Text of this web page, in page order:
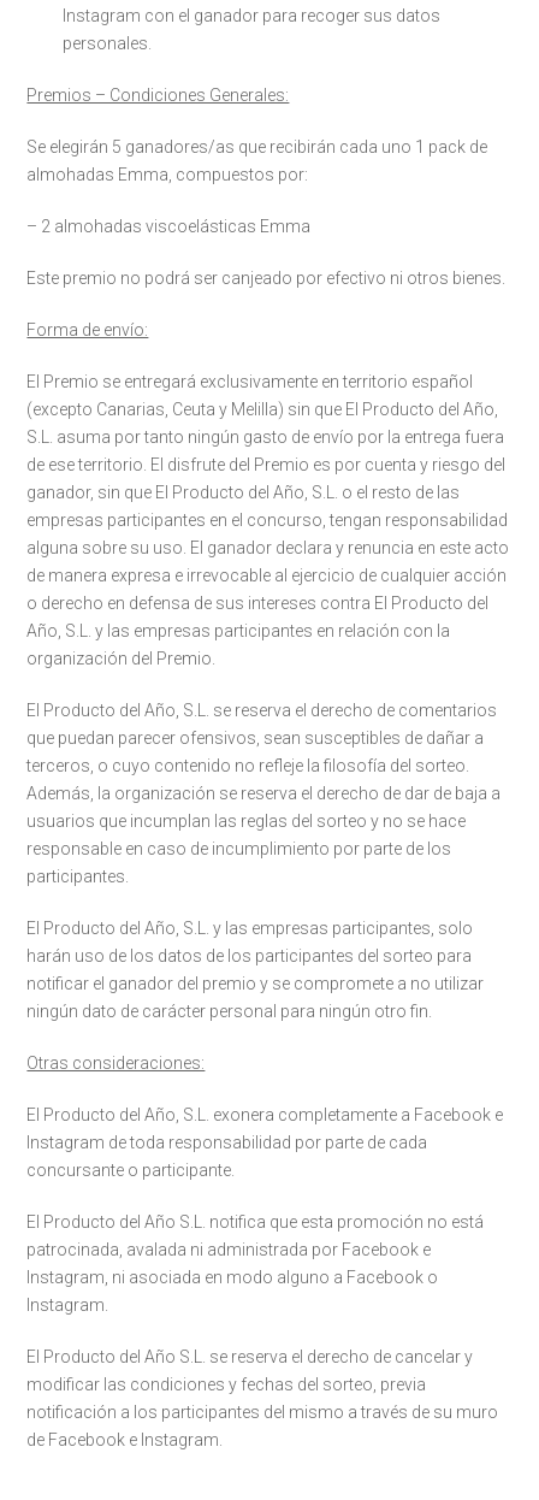
Instagram con el ganador para recoger sus datos
personales.
Premios – Condiciones Generales:
Se elegirán 5 ganadores/as que recibirán cada uno 1 pack de
almohadas Emma, compuestos por:
– 2 almohadas viscoelásticas Emma
Este premio no podrá ser canjeado por efectivo ni otros bienes.
Forma de envío:
El Premio se entregará exclusivamente en territorio español
(excepto Canarias, Ceuta y Melilla) sin que El Producto del Año,
S.L. asuma por tanto ningún gasto de envío por la entrega fuera
de ese territorio. El disfrute del Premio es por cuenta y riesgo del
ganador, sin que El Producto del Año, S.L. o el resto de las
empresas participantes en el concurso, tengan responsabilidad
alguna sobre su uso. El ganador declara y renuncia en este acto
de manera expresa e irrevocable al ejercicio de cualquier acción
o derecho en defensa de sus intereses contra El Producto del
Año, S.L. y las empresas participantes en relación con la
organización del Premio.
El Producto del Año, S.L. se reserva el derecho de comentarios
que puedan parecer ofensivos, sean susceptibles de dañar a
terceros, o cuyo contenido no refleje la filosofía del sorteo.
Además, la organización se reserva el derecho de dar de baja a
usuarios que incumplan las reglas del sorteo y no se hace
responsable en caso de incumplimiento por parte de los
participantes.
El Producto del Año, S.L. y las empresas participantes, solo
harán uso de los datos de los participantes del sorteo para
notificar el ganador del premio y se compromete a no utilizar
ningún dato de carácter personal para ningún otro fin.
Otras consideraciones:
El Producto del Año, S.L. exonera completamente a Facebook e
Instagram de toda responsabilidad por parte de cada
concursante o participante.
El Producto del Año S.L. notifica que esta promoción no está
patrocinada, avalada ni administrada por Facebook e
Instagram, ni asociada en modo alguno a Facebook o
Instagram.
El Producto del Año S.L. se reserva el derecho de cancelar y
modificar las condiciones y fechas del sorteo, previa
notificación a los participantes del mismo a través de su muro
de Facebook e Instagram.